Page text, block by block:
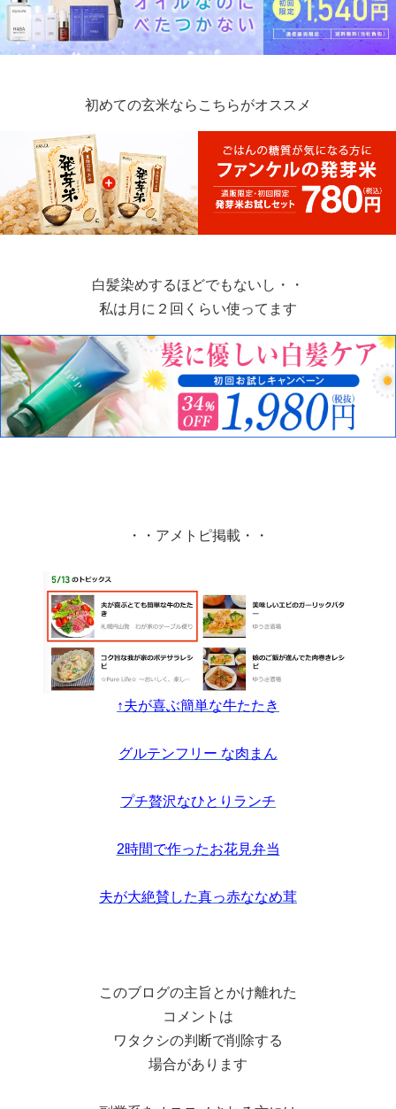
初めての玄米ならこちらがオススメ
白髪染めするほどでもないし・・
私は月に２回くらい使ってます
・・アメトピ掲載・・
↑夫が喜ぶ簡単な牛たたき
グルテンフリー な肉まん
プチ贅沢なひとりランチ
2時間で作ったお花見弁当
夫が大絶賛した真っ赤ななめ茸
このブログの主旨とかけ離れた
コメントは
ワタクシの判断で削除する
場合があります